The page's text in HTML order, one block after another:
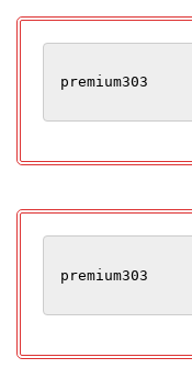
premium303
premium303